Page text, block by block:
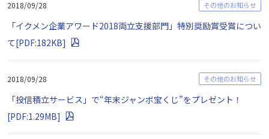
2018/09/28 その他のお知らせ
「イクメン企業アワード2018両立支援部門」特別奨励賞受賞につい
て[PDF:182KB]
2018/09/28 その他のお知らせ
「投信積立サービス」で“年末ジャンボ宝くじ”をプレゼント！
[PDF:1.29MB]